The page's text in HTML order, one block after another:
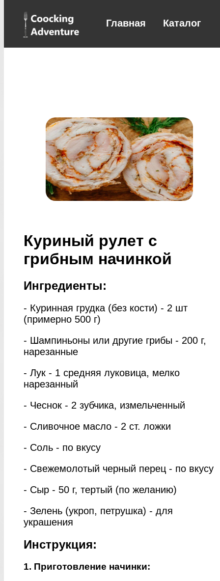
Главная Каталог
Куриный рулет с
грибным начинкой
Ингредиенты:
- Куринная грудка (без кости) - 2 шт
(примерно 500 г)
- Шампиньоны или другие грибы - 200 г,
нарезанные
- Лук - 1 средняя луковица, мелко
нарезанный
- Чеснок - 2 зубчика, измельченный
- Сливочное масло - 2 ст. ложки
- Соль - по вкусу
- Свежемолотый черный перец - по вкусу
- Сыр - 50 г, тертый (по желанию)
- Зелень (укроп, петрушка) - для
украшения
Инструкция:
1. Приготовление начинки: